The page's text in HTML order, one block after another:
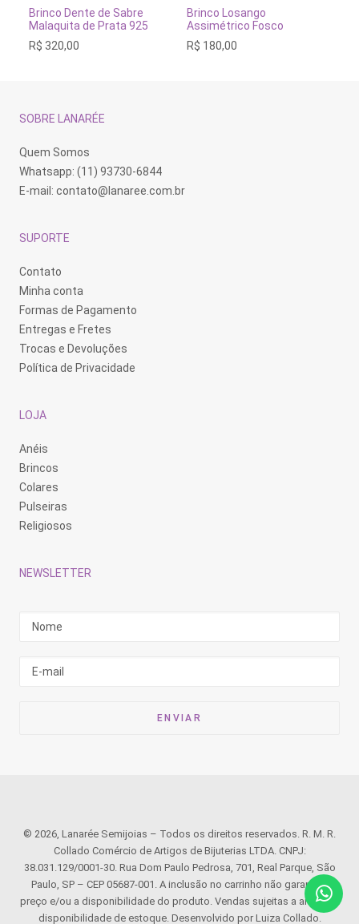
AO CARRINHO
de Sabre
Prata 925
VER OPÇÕES
tem
várias
na
página
Brinco Losango
Assimétrico Fosco
Brinco Coroa
925
SOBRE LANARÉE
Quem Somos
Whatsapp: (11) 93730-6844
E-mail: contato@lanaree.com.br
SUPORTE
Contato
Minha conta
Formas de Pagamento
Entregas e Fretes
Trocas e Devoluções
Política de Privacidade
LOJA
Anéis
Brincos
Colares
Pulseiras
Religiosos
NEWSLETTER
© 2026, Lanarée Semijoias – Todos os direitos reservados. R. M. R.
Collado Comércio de Artigos de Bijuterias LTDA. CNPJ:
38.031.129/0001-30. Rua Dom Paulo Pedrosa, 701, Real Parque, São
Paulo, SP – CEP 05687-001. A inclusão no carrinho não garante o
preço e/ou a disponibilidade do produto. Vendas sujeitas a análise e
disponibilidade de estoque. Desenvolvido por Luiza Collado.